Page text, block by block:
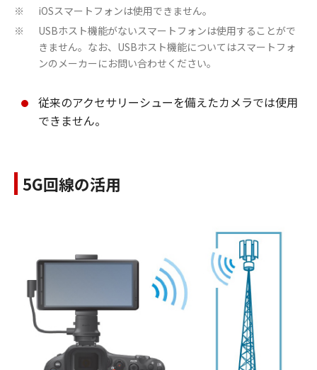
※ iOSスマートフォンは使用できません。
※
USBホスト機能がないスマートフォンは使用することがで
きません。なお、USBホスト機能についてはスマートフォ
ンのメーカーにお問い合わせください。
従来のアクセサリーシューを備えたカメラでは使用
できません。
5G回線の活用